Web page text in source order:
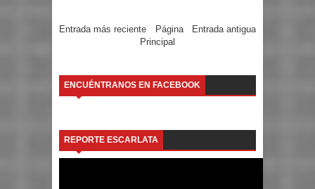
Entrada más reciente Entrada antigua
Página
Principal
ENCUÉNTRANOS EN FACEBOOK
REPORTE ESCARLATA